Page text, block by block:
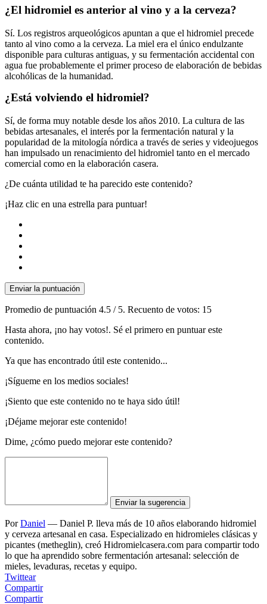
¿El hidromiel es anterior al vino y a la cerveza?
Sí. Los registros arqueológicos apuntan a que el hidromiel precede
tanto al vino como a la cerveza. La miel era el único endulzante
disponible para culturas antiguas, y su fermentación accidental con
agua fue probablemente el primer proceso de elaboración de bebidas
alcohólicas de la humanidad.
¿Está volviendo el hidromiel?
Sí, de forma muy notable desde los años 2010. La cultura de las
bebidas artesanales, el interés por la fermentación natural y la
popularidad de la mitología nórdica a través de series y videojuegos
han impulsado un renacimiento del hidromiel tanto en el mercado
comercial como en la elaboración casera.
¿De cuánta utilidad te ha parecido este contenido?
¡Haz clic en una estrella para puntuar!
Enviar la puntuación
Promedio de puntuación 4.5 / 5. Recuento de votos: 15
Hasta ahora, ¡no hay votos!. Sé el primero en puntuar este
contenido.
Ya que has encontrado útil este contenido...
¡Sígueme en los medios sociales!
¡Siento que este contenido no te haya sido útil!
¡Déjame mejorar este contenido!
Dime, ¿cómo puedo mejorar este contenido?
Enviar la sugerencia
PorDaniel — Daniel P. lleva más de 10 años elaborando hidromiel
y cerveza artesanal en casa. Especializado en hidromieles clásicas y
picantes (metheglin), creó Hidromielcasera.com para compartir todo
lo que ha aprendido sobre fermentación artesanal: selección de
mieles, levaduras, recetas y equipo.
Twittear
Compartir
Compartir